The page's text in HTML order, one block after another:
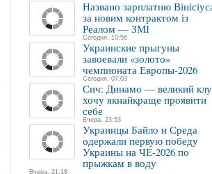
Названо зарплатню
за новим контрактом із
Реалом — ЗМІ
Сегодня, 10:56
Украинские прыгуны
завоевали «золото»
чемпионата Европы-2026
Сегодня, 07:03
Сич: Динамо — великий
хочу якнайкраще проявити
себе
Вчера, 23:53
Украинцы Байло и Среда
одержали первую победу
Украины на ЧЕ-2026 по
прыжкам в воду
Вчера, 21:18